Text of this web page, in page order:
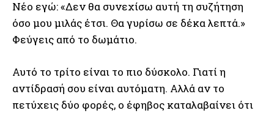
Νέο εγώ: «Δεν θα συνεχίσω αυτή τη συζήτηση
όσο μου μιλάς έτσι. Θα γυρίσω σε δέκα λεπτά.»
Φεύγεις από το δωμάτιο.
Αυτό το τρίτο είναι το πιο δύσκολο. Γιατί η
αντίδρασή σου είναι αυτόματη. Αλλά αν το
πετύχεις δύο φορές, ο έφηβος καταλαβαίνει ότι